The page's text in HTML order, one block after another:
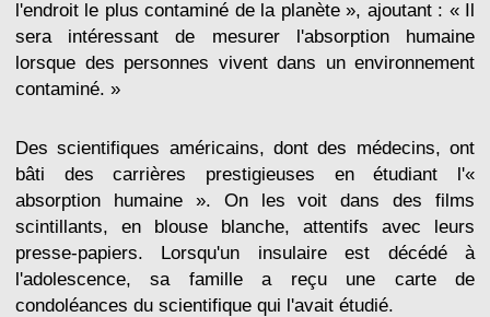
l'endroit le plus contaminé de la planète », ajoutant : « Il
sera intéressant de mesurer l'absorption humaine
lorsque des personnes vivent dans un environnement
contaminé. »
Des scientifiques américains, dont des médecins, ont
bâti des carrières prestigieuses en étudiant l'«
absorption humaine ». On les voit dans des films
scintillants, en blouse blanche, attentifs avec leurs
presse-papiers. Lorsqu'un insulaire est décédé à
l'adolescence, sa famille a reçu une carte de
condoléances du scientifique qui l'avait étudié.